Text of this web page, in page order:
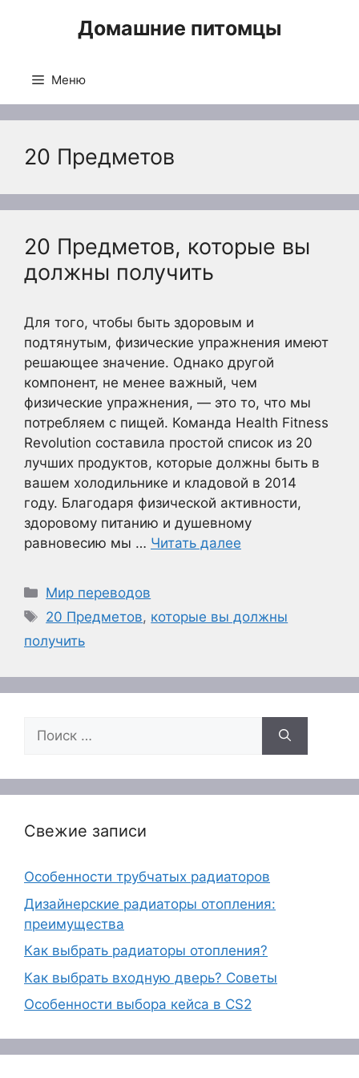
Домашние питомцы
Меню
20 Предметов
20 Предметов, которые вы
должны получить
Для того, чтобы быть здоровым и
подтянутым, физические упражнения имеют
решающее значение. Однако другой
компонент, не менее важный, чем
физические упражнения, — это то, что мы
потребляем с пищей. Команда Health Fitness
Revolution составила простой список из 20
лучших продуктов, которые должны быть в
вашем холодильнике и кладовой в 2014
году. Благодаря физической активности,
здоровому питанию и душевному
равновесию мы … Читать далее
Рубрики
Мир переводов
Метки
20 Предметов, которые вы должны
получить
Поиск:
Свежие записи
Особенности трубчатых радиаторов
Дизайнерские радиаторы отопления:
преимущества
Как выбрать радиаторы отопления?
Как выбрать входную дверь? Советы
Особенности выбора кейса в CS2